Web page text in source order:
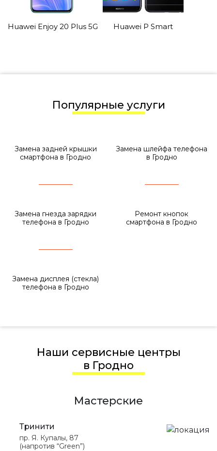
Huawei Enjoy 20 Plus 5G Huawei P Smart
Популярные услуги
Замена задней крышки
смартфона в Гродно
Замена шлейфа телефона
в Гродно
Замена гнезда зарядки
телефона в Гродно
Ремонт кнопок
смартфона в Гродно
Замена дисплея (стекла)
телефона в Гродно
Наши сервисные центры
в Гродно
Мастерские
Тринити
пр. Я. Купалы, 87
(напротив “Green”)